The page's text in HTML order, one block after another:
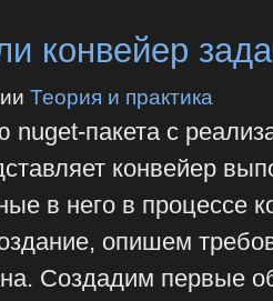
конвейер
Теория и практика
пакета с
конвейер
в него в процессе
опишем
Создадим первые